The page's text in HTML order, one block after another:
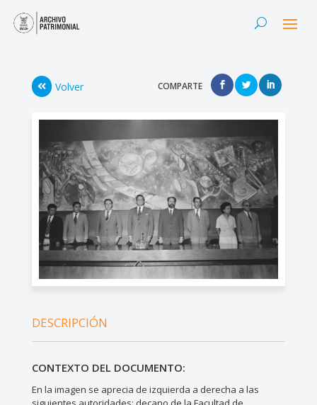
Volver COMPARTE
DESCRIPCIÓN
CONTEXTO DEL DOCUMENTO:
En la imagen se aprecia de izquierda a derecha a las